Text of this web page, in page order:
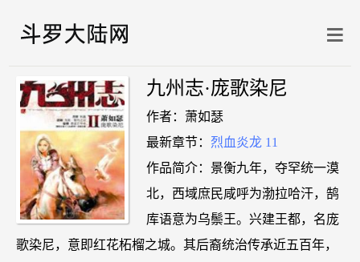
九州志·庞歌染尼
作者：萧如瑟
最新章节： 烈血炎龙 11
作品简介：景衡九年，夺罕统一漠
北，西域庶民咸呼为渤拉哈汗，鹄
库语意为乌鬃王。兴建王都，名庞
歌染尼，意即红花柘榴之城。其后裔统治传承近五百年，